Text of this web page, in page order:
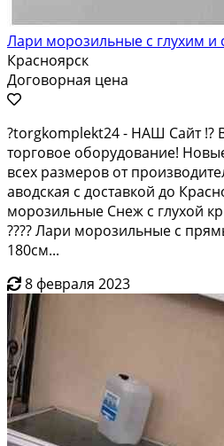
Лари морозильные с глухим и
Красноярск
Договорная цена
?torgkomplekt24 - НАШ Caйт !?
торговое оборудование!
всех размеров от
аводская с доставкой до
морозильные Снеж с глухой
???? Лари морозильные с
180см...
8 февраля 2023